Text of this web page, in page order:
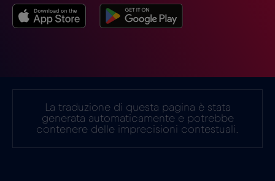
La traduzione di questa pagina è stata
generata automaticamente e potrebbe
contenere delle imprecisioni contestuali.